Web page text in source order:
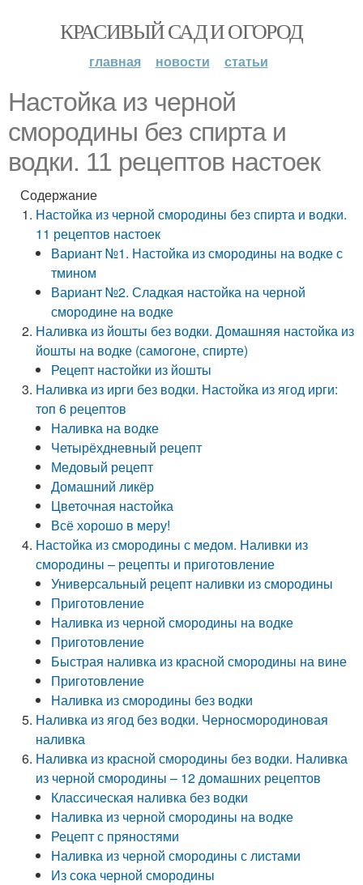
КРАСИВЫЙ САД И ОГОРОД
главная новости статьи
Настойка из черной
смородины без спирта и
водки. 11 рецептов настоек
Содержание
Настойка из черной смородины без спирта и водки.
11 рецептов настоек
Вариант №1. Настойка из смородины на водке с
тмином
Вариант №2. Сладкая настойка на черной
смородине на водке
Наливка из йошты без водки. Домашняя настойка из
йошты на водке (самогоне, спирте)
Рецепт настойки из йошты
Наливка из ирги без водки. Настойка из ягод ирги:
топ 6 рецептов
Наливка на водке
Четырёхдневный рецепт
Медовый рецепт
Домашний ликёр
Цветочная настойка
Всё хорошо в меру!
Настойка из смородины с медом. Наливки из
смородины – рецепты и приготовление
Универсальный рецепт наливки из смородины
Приготовление
Наливка из черной смородины на водке
Приготовление
Быстрая наливка из красной смородины на вине
Приготовление
Наливка из смородины без водки
Наливка из ягод без водки. Черносмородиновая
наливка
Наливка из красной смородины без водки. Наливка
из черной смородины – 12 домашних рецептов
Классическая наливка без водки
Наливка из черной смородины на водке
Рецепт с пряностями
Наливка из черной смородины с листами
Из сока черной смородины